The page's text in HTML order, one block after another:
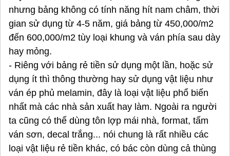
nhưng bảng không có tính năng hít nam châm, thời
gian sử dụng từ 4-5 năm, giá bảng từ 450,000/m2
đến 600,000/m2 tùy loại khung và ván phía sau dày
hay mỏng.
- Riêng với bảng rẻ tiền sử dụng một lần, hoặc sử
dụng ít thì thông thường hay sử dụng vật liệu như
ván ép phủ melamin, đây là loại vật liệu phổ biến
nhất mà các nhà sản xuất hay làm. Ngoài ra người
ta cũng có thể dùng tôn lợp mái nhà, format, tấm
ván sơn, decal trắng... nói chung là rất nhiều các
loại vật liệu rẻ tiền khác, có bác còn dùng cả thùng